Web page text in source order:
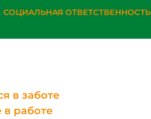
СОЦИАЛЬНАЯ ОТВЕТСТВЕННОСТЬ
в заботе
в работе